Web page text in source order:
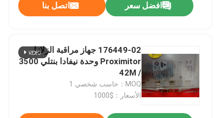
افضل سعر اتصل بنا
176449-02 جهاز مراقبة الزلازل
Proximitor وحدة نيفادا بنتلي 3500
/ 42M
MOQ：حاسب شخصي 1
الأسعار：$1000